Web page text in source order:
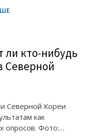
ли кто-нибудь
Северной
Северной Кореи
как
опросов. Фото:…